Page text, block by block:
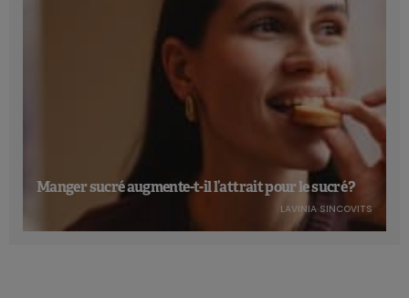
Manger sucré augmente-t-il l’attrait pour le sucré ?
LAVINIA SINCOVITS